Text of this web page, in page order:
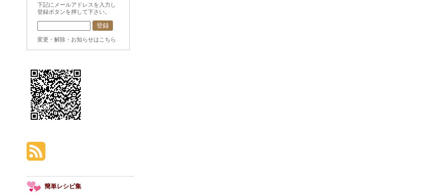
下記にメールアドレスを入力し
登録ボタンを押して下さい。
変更・解除・お知らせはこちら
簡単レシピ集